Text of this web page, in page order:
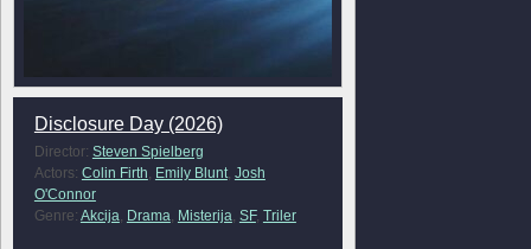
Disclosure Day (2026)
Director: Steven Spielberg
Actors: Colin Firth, Emily Blunt, Josh
O'Connor
Genre: Akcija, Drama, Misterija, SF, Triler